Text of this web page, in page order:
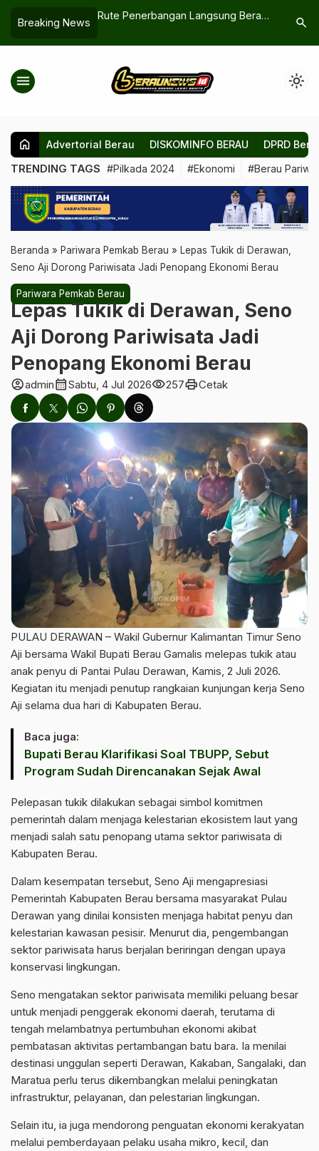
Breaking News
Rute Penerbangan Langsung Berau-
Yogyakarta Segera Dibuka Agustus
Mendatang
Polres Berau Tegaskan search
menu light_mode
home Advertorial Berau DISKOMINFO BERAU DPRD
TRENDING TAGS #Pilkada 2024 #Ekonomi #Berau
Beranda » Pariwara Pemkab Berau » Lepas Tukik di Derawan,
Seno Aji Dorong Pariwisata Jadi Penopang Ekonomi Berau
Pariwara Pemkab Berau
Lepas Tukik di Derawan, Seno
Aji Dorong Pariwisata Jadi
Penopang Ekonomi Berau
account_circleadmincalendar_monthSabtu, 4 Jul 2026visibility257printCetak
PULAU DERAWAN – Wakil Gubernur Kalimantan Timur Seno
Aji bersama Wakil Bupati Berau Gamalis melepas tukik atau
anak penyu di Pantai Pulau Derawan, Kamis, 2 Juli 2026.
Kegiatan itu menjadi penutup rangkaian kunjungan kerja Seno
Aji selama dua hari di Kabupaten Berau.
Baca juga:
Bupati Berau Klarifikasi Soal TBUPP, Sebut
Program Sudah Direncanakan Sejak Awal
Pelepasan tukik dilakukan sebagai simbol komitmen
pemerintah dalam menjaga kelestarian ekosistem laut yang
menjadi salah satu penopang utama sektor pariwisata di
Kabupaten Berau.
Dalam kesempatan tersebut, Seno Aji mengapresiasi
Pemerintah Kabupaten Berau bersama masyarakat Pulau
Derawan yang dinilai konsisten menjaga habitat penyu dan
kelestarian kawasan pesisir. Menurut dia, pengembangan
sektor pariwisata harus berjalan beriringan dengan upaya
konservasi lingkungan.
Seno mengatakan sektor pariwisata memiliki peluang besar
untuk menjadi penggerak ekonomi daerah, terutama di
tengah melambatnya pertumbuhan ekonomi akibat
pembatasan aktivitas pertambangan batu bara. Ia menilai
destinasi unggulan seperti Derawan, Kakaban, Sangalaki, dan
Maratua perlu terus dikembangkan melalui peningkatan
infrastruktur, pelayanan, dan pelestarian lingkungan.
Selain itu, ia juga mendorong penguatan ekonomi kerakyatan
melalui pemberdayaan pelaku usaha mikro, kecil, dan